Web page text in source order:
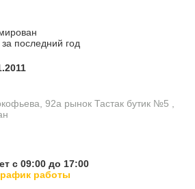
последний год
92а рынок Тастак бутик №5 ,
с 09:00 до 17:00
работы